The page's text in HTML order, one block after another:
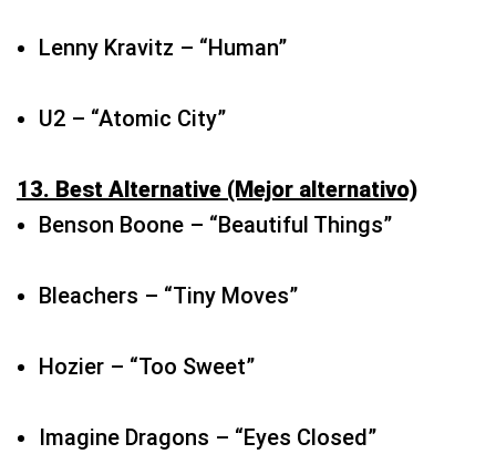
13. Best Alternative (Mejor alternativo)
Hozier – “Too Sweet”
Imagine Dragons – “Eyes Closed”
Linkin Park – “Friendly Fire”
Teddy Swims – “Lose Control (Live)”